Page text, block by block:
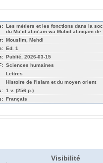
Les métiers et les fonctions dans la
du Mu‘īd al-ni‘am wa Mubīd al-niqam
Mouslim, Mehdi
Ed. 1
Publié, 2026-03-15
Sciences humaines
Lettres
Histoire de l'islam et du moyen orient
1 v. (256 p.)
Français
Visibilité